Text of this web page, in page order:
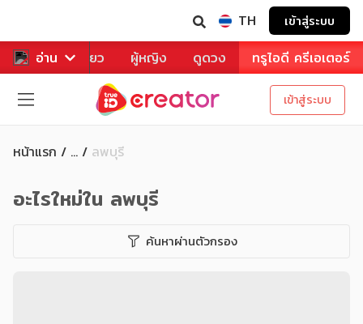
TH เข้าสู่ระบบ
อ่าน
หาร ท่องเที่ยว ผู้หญิง ดูดวง ทรูไอดี ครีเอเตอร์
เข้าสู่ระบบ
หน้าแรก ... ลพบุรี
อะไรใหม่ใน ลพบุรี
ค้นหาผ่านตัวกรอง